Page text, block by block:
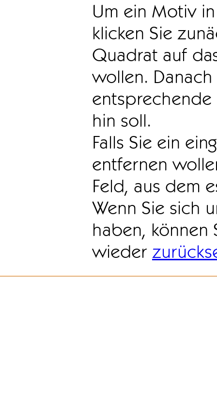
Um ein Motiv
klicken Sie
Quadrat auf
wollen.
hin soll.
Falls Sie ein
entfernen
Feld, aus dem
Wenn Sie sich
haben, können
wieder